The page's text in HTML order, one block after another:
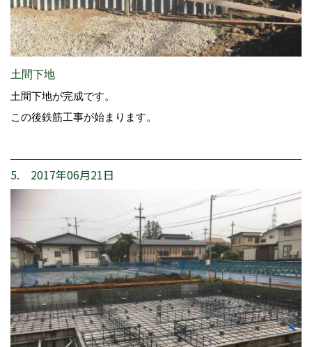
土間下地
土間下地が完成です。
この後鉄筋工事が始まります。
5. 2017年06月21日